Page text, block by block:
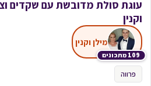
עוגת סולת מדובשת עם שקדים
וקנין
109 מתכונים
מילן וקנין
פרווה